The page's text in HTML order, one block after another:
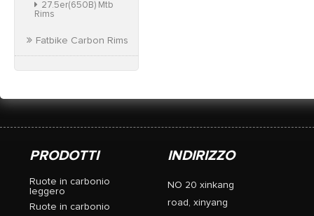
27.5er(650B) Mtb
Rims
Fatbike Carbon Rims
PRODOTTI
Ruote in carbonio
leggero
Ruote in carbonio
INDIRIZZO
NO 20 xinkang
road, xinyang